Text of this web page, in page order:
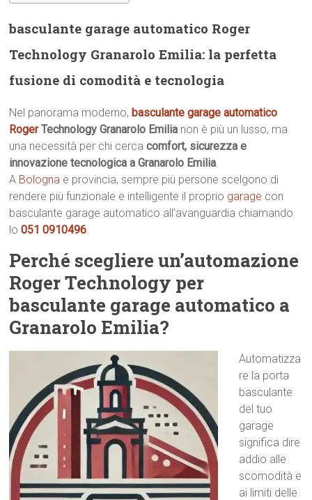
basculante garage automatico Roger
Technology Granarolo Emilia: la perfetta
fusione di comodità e tecnologia
Nel panorama moderno,basculante garage automatico
RogerTechnology Granarolo Emilia non è più un lusso, ma
una necessità per chi cercacomfort, sicurezza e
innovazione tecnologica a Granarolo Emilia.
A Bologna e provincia, sempre più persone scelgono di
rendere più funzionale e intelligente il proprio garage con
basculante garage automatico all’avanguardia chiamando
lo051 0910496.
Perché scegliere un’automazione
Roger Technology per
basculante garage automatico a
Granarolo Emilia?
Automatizza
re la porta
basculante
del tuo
garage
significa dire
addio alle
scomodità e
ai limiti delle